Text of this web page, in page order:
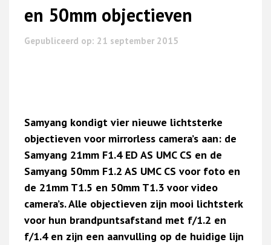
en 50mm objectieven
Gepubliceerd op: 21 september 2015
Samyang kondigt vier nieuwe lichtsterke
objectieven voor mirrorless camera’s aan: de
Samyang 21mm F1.4 ED AS UMC CS en de
Samyang 50mm F1.2 AS UMC CS voor foto en
de 21mm T1.5 en 50mm T1.3 voor video
camera’s. Alle objectieven zijn mooi lichtsterk
voor hun brandpuntsafstand met f/1.2 en
f/1.4 en zijn een aanvulling op de huidige lijn